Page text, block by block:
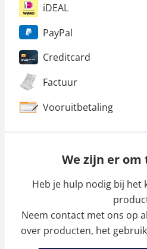
iDEAL
PayPal
Creditcard
Factuur
Vooruitbetaling
We zijn er om
Heb je hulp nodig bij het
Neem contact met ons op
over producten, het